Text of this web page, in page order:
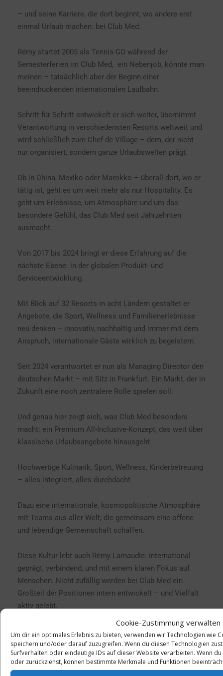
Cookie-Zustimmung verwalten
Um dir ein optimales Erlebnis zu bieten, verwenden wir Technologien wie
speichern und/oder darauf zuzugreifen. Wenn du diesen Technologien
Surfverhalten oder eindeutige IDs auf dieser Website verarbeiten. Wenn
oder zurückziehst, können bestimmte Merkmale und Funktionen
– und seine Karriere, die dort beginnt, wo andere erst
einmal Urlaub machen: bei Club Med.
Rémy startet 2005 als Tennis-GO während der
Semesterferien im Club Med, ein Nebenjob, könnte man
meinen – tatsächlich aber der Beginn einer
beeindruckenden internationalen Laufbahn.
Schritt für Schritt entwickelt er sich weiter, übernimmt
Verantwortung in verschiedensten Resorts weltweit und
wird schließlich zum Chef de Village – dem, der nicht
nur organisiert, sondern ganze Urlaubswelten prägt.
Ob in China, Mexiko oder Marokko – überall dort, wo er
tätig ist, geht es um weit mehr als nur Hospitality. Es
geht um Erlebnisse, um Atmosphäre und um das
besondere Gefühl, das Club Med seit Jahrzehnten
ausmacht.
Von 2017 bis 2024 bringt er diese Erfahrung auf die
nächste Ebene: in der globalen Produkt- und
Serviceentwicklung.
Mit Blick auf 32 Resorts in acht Ländern gestaltet er
Angebote, die Sport, Wellness und Familienerlebnisse
neu denken – innovativ, nachhaltig und immer mit dem
Anspruch, internationale Gäste wirklich zu begeistern.
Seit 2024 verantwortet er nun als Managing Director den
deutschen Markt – mit Sitz in Frankfurt. Ein Markt, der in
Zukunft eine noch zentralere Rolle spielen soll.
Und genau hier zeigt sich, was Club Med besonders
macht: ein Premium All-Inclusive-Konzept, das weit über
klassische Urlaubsangebote hinausgeht.
Hochwertige Kulinarik, Sport, Wellness, Kinderbetreuung
– alles integriert, alles durchdacht.
Dazu eine internationale, kosmopolitische Atmosphäre
mit Teams aus aller Welt, die gemeinsam eine offene
und lebendige Gemeinschaft schaffen.
Diese Kultur lebt auch Rémy Larnaudie: international
geprägt, verbindend, und mit einem klaren Fokus auf
Menschen. Nicht zufällig werden bei Club Med ein
Großteil der Positionen intern entwickelt – und Vielfalt
aktiv gelebt.
Im MICE Segment überzeugt Club Med durch die
einzigartige Kombination aus professioneller Event-
Infrastruktur und Premium All-inclusive Konzept , das
von Beginn an volle Kostentransparenz und